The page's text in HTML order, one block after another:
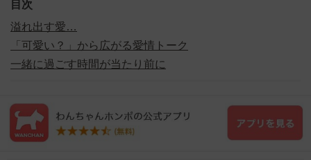
目次
溢れ出す愛…
「可愛い？」から広がる愛情トーク
一緒に過ごす時間が当たり前に